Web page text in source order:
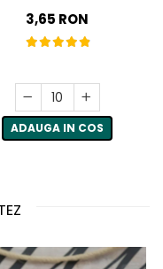
3,65 RON
ADAUGA IN COS